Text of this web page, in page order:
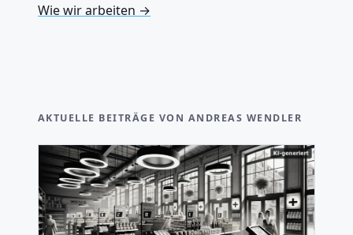
Wie wir arbeiten →
AKTUELLE BEITRÄGE VON ANDREAS WENDLER